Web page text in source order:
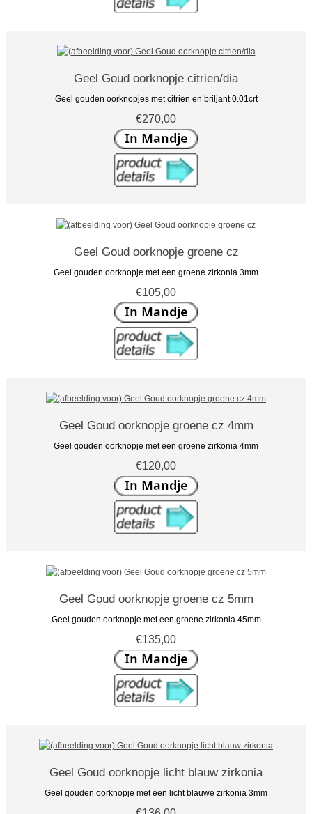
Geel Goud oorknopje citrien/dia
Geel gouden oorknopjes met citrien en briljant 0.01crt
€270,00
Geel Goud oorknopje groene cz
Geel gouden oorknopje met een groene zirkonia 3mm
€105,00
Geel Goud oorknopje groene cz 4mm
Geel gouden oorknopje met een groene zirkonia 4mm
€120,00
Geel Goud oorknopje groene cz 5mm
Geel gouden oorknopje met een groene zirkonia 45mm
€135,00
Geel Goud oorknopje licht blauw zirkonia
Geel gouden oorknopje met een licht blauwe zirkonia 3mm